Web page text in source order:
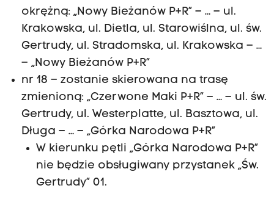
okrężną: „Nowy Bieżanów P+R” – … – ul.
Krakowska, ul. Dietla, ul. Starowiślna, ul. św.
Gertrudy, ul. Stradomska, ul. Krakowska – …
– „Nowy Bieżanów P+R”
nr 18 – zostanie skierowana na trasę
zmienioną: „Czerwone Maki P+R” – … – ul. św.
Gertrudy, ul. Westerplatte, ul. Basztowa, ul.
Długa – … – „Górka Narodowa P+R”
W kierunku pętli „Górka Narodowa P+R”
nie będzie obsługiwany przystanek „Św.
Gertrudy” 01.